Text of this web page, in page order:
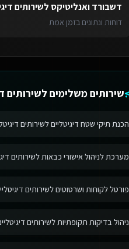
דשבורד ואנליטיקס לשירותים
דוחות ונתונים בזמן אמת
שירותים משלימים לשירותים
הכנת תיקי שטח דיגיטליים לשירותים
מערכת לניהול אישורי כבאות לשירותים
פורטל לקוחות ושרטוטים לשירותים
ניהול בדיקות תקופתיות לשירותים